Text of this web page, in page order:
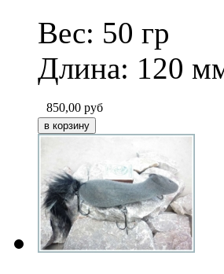
Вес: 50 гр
Длина: 120
850,00 руб